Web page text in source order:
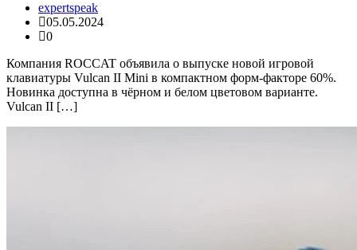
expertspeak
05.05.2024
0
Компания ROCCAT объявила о выпуске новой игровой
клавиатуры Vulcan II Mini в компактном форм-факторе 60%.
Новинка доступна в чёрном и белом цветовом варианте.
Vulcan II […]